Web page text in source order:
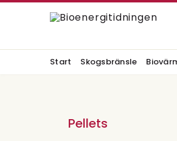
Start Skogsbränsle
Pellets